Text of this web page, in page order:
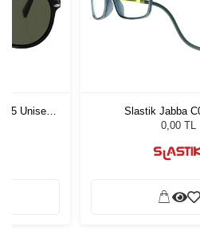
55 Unisex
Slastik Jabba
0,00 TL